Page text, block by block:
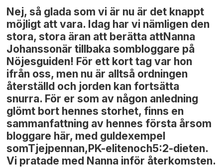
Nej, så glada som vi är nu är det knappt
möjligt att vara. Idag har vi nämligen den
stora, stora äran att berätta attNanna
Johanssonär tillbaka sombloggare på
Nöjesguiden! För ett kort tag var hon
ifrån oss, men nu är alltså ordningen
återställd och jorden kan fortsätta
snurra. För er som av någon anledning
glömt bort hennes storhet, finns en
sammanfattning av hennes första årsom
bloggare här, med guldexempel
somTjejpennan,PK-elitenoch5:2-dieten.
Vi pratade med Nanna inför återkomsten.